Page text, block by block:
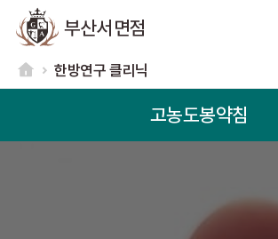
부산서면점
한방연구 클리닉
고농도봉약침